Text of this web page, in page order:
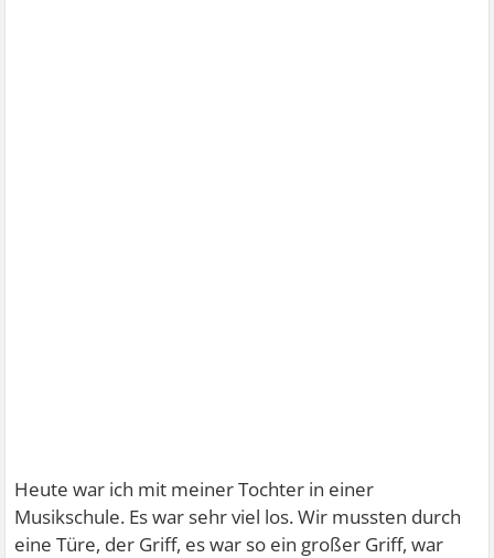
Heute war ich mit meiner Tochter in einer
Musikschule. Es war sehr viel los. Wir mussten durch
eine Türe, der Griff, es war so ein großer Griff, war